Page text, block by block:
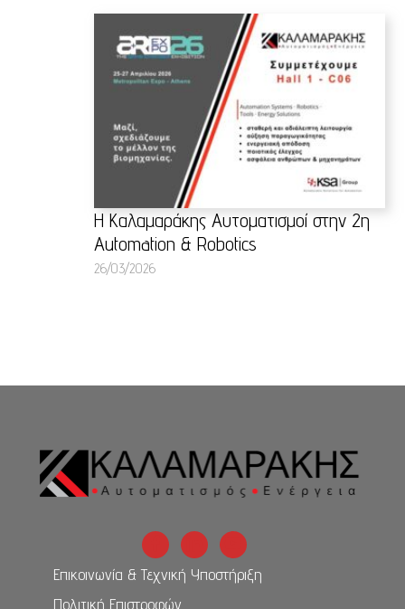
Η Καλαμαράκης Αυτοματισμοί στην 2η
Automation & Robotics
26/03/2026
Επικοινωνία & Τεχνική Υποστήριξη
Πολιτική Επιστροφών